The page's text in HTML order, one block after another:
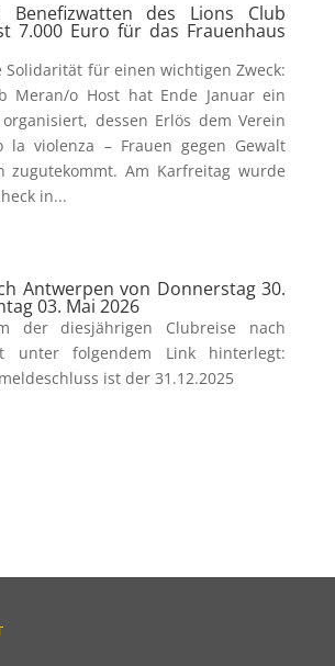
Benefizwatten des Lions Club
7.000 Euro für das Frauenhaus
Solidarität für einen wichtigen Zweck:
Meran/o Host hat Ende Januar ein
dessen Erlös dem Verein
la violenza – Frauen gegen Gewalt
zugutekommt. Am Karfreitag wurde
in...
Antwerpen von Donnerstag 30.
03. Mai 2026
der diesjährigen Clubreise nach
unter folgendem Link hinterlegt:
ist der 31.12.2025